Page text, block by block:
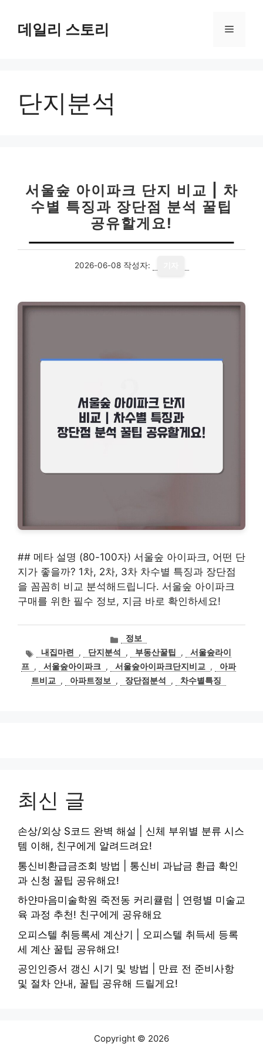
데일리 스토리 메
단지분석
서울숲 아이파크 단지 비교 | 차
수별 특징과 장단점 분석 꿀팁
공유할게요!
2026-06-08 작성자:
## 메타 설명 (80-100자) 서울숲 아이파크, 어떤 단
지가 좋을까? 1차, 2차, 3차 차수별 특징과 장단점
을 꼼꼼히 비교 분석해드립니다. 서울숲 아이파크
구매를 위한 필수 정보, 지금 바로 확인하세요!
카
고
리
정보
태내집마련 , 단지분석 , 부동산꿀팁 ,
서울숲라이
프 , 서울숲아이파크 , 서울숲아이파크단지비교 ,
아파
트비교
, 아파트정보 , 장단점분석 , 차수별특징
최신 글
손상/외상 S코드 완벽 해설 | 신체 부위별 분류 시스
템 이해, 친구에게 알려드려요!
통신비환급금조회 방법 | 통신비 과납금 환급 확인
과 신청 꿀팁 공유해요!
하얀마음미술학원 죽전동 커리큘럼 | 연령별 미술교
육 과정 추천! 친구에게 공유해요
오피스텔 취등록세 계산기 | 오피스텔 취득세 등록
세 계산 꿀팁 공유해요!
공인인증서 갱신 시기 및 방법 | 만료 전 준비사항
및 절차 안내, 꿀팁 공유해 드릴게요!
Copyright © 2026